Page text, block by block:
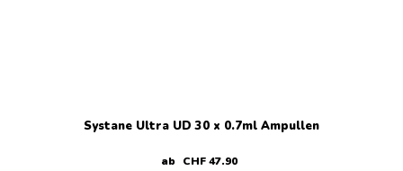
Systane Ultra UD 30 x 0.7ml Ampullen
ab CHF47.90